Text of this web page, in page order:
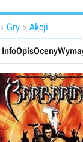
 Gry  Akcji
InfoOpisOceny